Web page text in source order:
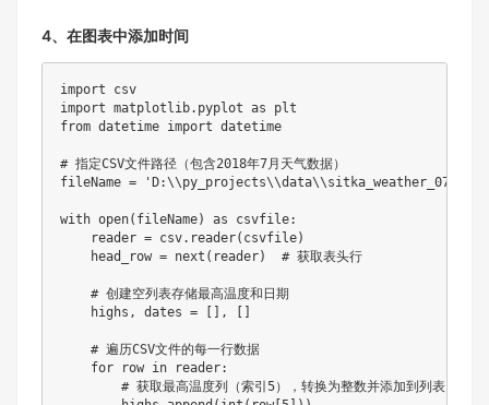
4、在图表中添加时间
import csv
import matplotlib.pyplot as plt
from datetime import datetime
# 指定CSV文件路径（包含2018年7月天气数据）
fileName = 'D:\\py_projects\\data\\sitka_weather_07-
with open(fileName) as csvfile:
    reader = csv.reader(csvfile)
    head_row = next(reader)  # 获取表头行
    # 创建空列表存储最高温度和日期
    highs, dates = [], []
    # 遍历CSV文件的每一行数据
    for row in reader:
        # 获取最高温度列（索引5），转换为整数并添加到列表